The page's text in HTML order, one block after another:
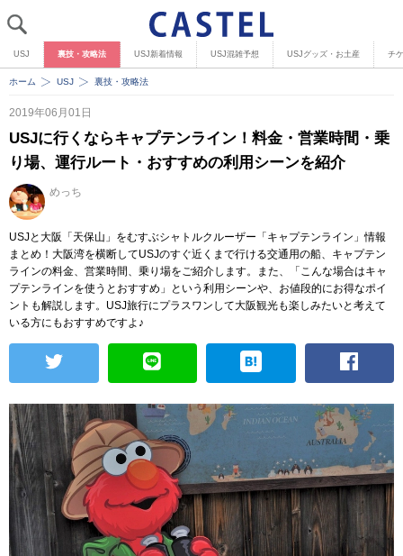
USJ 裏技・攻略法 USJ新着情報 USJ混雑予想 USJグッズ・お土産 チ
ホーム USJ 裏技・攻略法
2019年06月01日
USJに行くならキャプテンライン！料金・営業時間・乗
り場、運行ルート・おすすめの利用シーンを紹介
めっち
USJと大阪「天保山」をむすぶシャトルクルーザー「キャプテンライン」情報
まとめ！大阪湾を横断してUSJのすぐ近くまで行ける交通用の船、キャプテン
ラインの料金、営業時間、乗り場をご紹介します。また、「こんな場合はキャ
プテンラインを使うとおすすめ」という利用シーンや、お値段的にお得なポイ
ントも解説します。USJ旅行にプラスワンして大阪観光も楽しみたいと考えて
いる方にもおすすめですよ♪